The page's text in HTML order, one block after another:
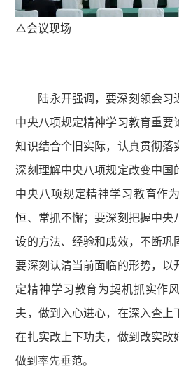
△会议现场
陆永开强调，要深刻领会习
中央八项规定精神学习教育重要
知识结合个旧实际，认真贯彻落
深刻理解中央八项规定改变中国
中央八项规定精神学习教育作
恒、常抓不懈；要深刻把握中央
设的方法、经验和成效，不断巩
要深刻认清当前面临的形势，以
定精神学习教育为契机抓实作
夫，做到入心进心，在深入查上
在扎实改上下功夫，做到改实改
做到率先垂范。